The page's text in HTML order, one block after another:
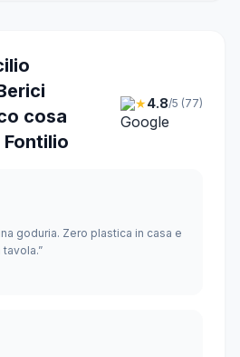
cosa
★4.8/5 (77)
goduria. Zero plastica in casa e